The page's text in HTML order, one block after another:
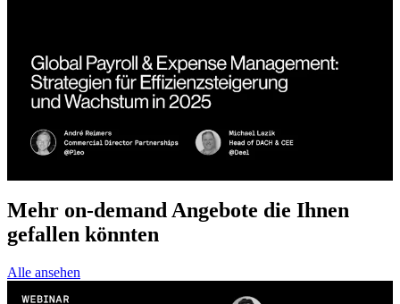
Mehr on-demand Angebote die Ihnen
gefallen könnten
Alle ansehen